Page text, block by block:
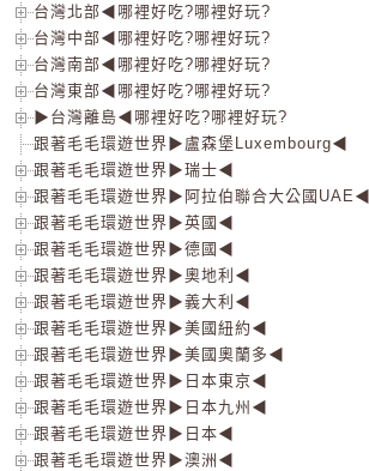
台灣北部◀哪裡好吃?哪裡好玩?
台灣中部◀哪裡好吃?哪裡好玩?
台灣南部◀哪裡好吃?哪裡好玩?
台灣東部◀哪裡好吃?哪裡好玩?
▶台灣離島◀哪裡好吃?哪裡好玩?
跟著毛毛環遊世界▶盧森堡Luxembourg◀
跟著毛毛環遊世界▶瑞士◀
跟著毛毛環遊世界▶阿拉伯聯合大公國UAE◀
跟著毛毛環遊世界▶英國◀
跟著毛毛環遊世界▶德國◀
跟著毛毛環遊世界▶奧地利◀
跟著毛毛環遊世界▶義大利◀
跟著毛毛環遊世界▶美國紐約◀
跟著毛毛環遊世界▶美國奧蘭多◀
跟著毛毛環遊世界▶日本東京◀
跟著毛毛環遊世界▶日本九州◀
跟著毛毛環遊世界▶日本◀
跟著毛毛環遊世界▶澳洲◀